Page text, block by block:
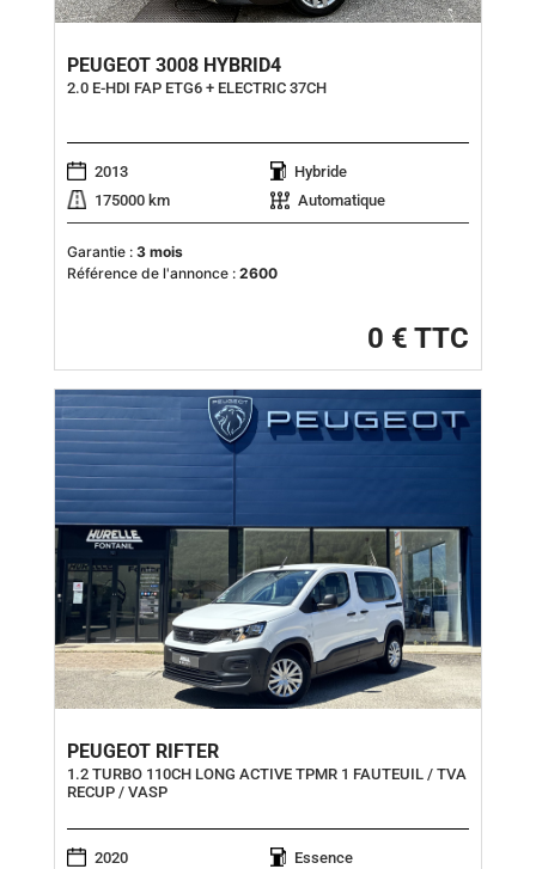
PEUGEOT 3008 HYBRID4
2.0 E-HDI FAP ETG6 + ELECTRIC 37CH
2013
Hybride
175000 km
Automatique
Garantie : 3 mois
Référence de l'annonce : 2600
0 € TTC
PEUGEOT RIFTER
1.2 TURBO 110CH LONG ACTIVE TPMR 1 FAUTEUIL / TVA
RECUP / VASP
2020
Essence